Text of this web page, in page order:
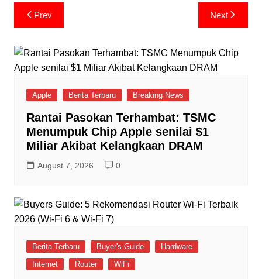
Post
navigation
Prev Next
Apple Berita Terbaru Breaking News
Rantai Pasokan Terhambat: TSMC
Menumpuk Chip Apple senilai $1
Miliar Akibat Kelangkaan DRAM
August 7, 2026 0
Berita Terbaru Buyer's Guide
Hardware
Internet
Router WiFi